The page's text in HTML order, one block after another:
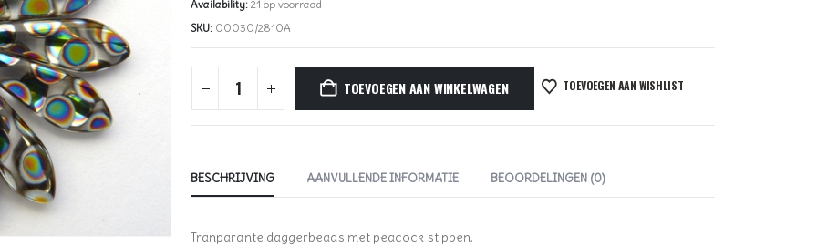
Availability: 21 op voorraad
SKU: 00030/2810A
TOEVOEGEN AAN WINKELWAGEN TOEVOEGEN AAN WISHLIST
BESCHRIJVING AANVULLENDE INFORMATIE BEOORDELINGEN (0)
Tranparante daggerbeads met peacock stippen.